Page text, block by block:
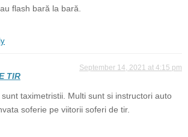
flash bară la bară.
TIR
September 14, 2021 at 4:15 pm
sunt taximetristii. Multi sunt si instructori auto
soferie pe viitorii soferi de tir.